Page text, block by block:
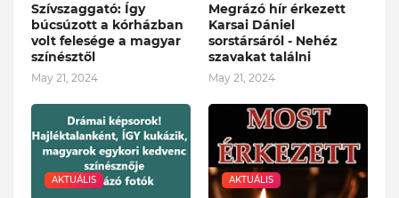
Szívszaggató: Így
búcsúzott a kórházban
volt felesége a magyar
színésztől
May 21, 2024
Megrázó hír érkezett
Karsai Dániel
sorstársáról - Nehéz
szavakat találni
May 21, 2024
AKTUÁLIS AKTUÁLIS